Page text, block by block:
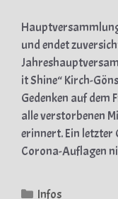
und endet
it Shine“ Kirch-
Gedenken auf dem
alle verstorbenen
erinnert. Ein letzter
Corona-Auflagen
Kategorien
Infos